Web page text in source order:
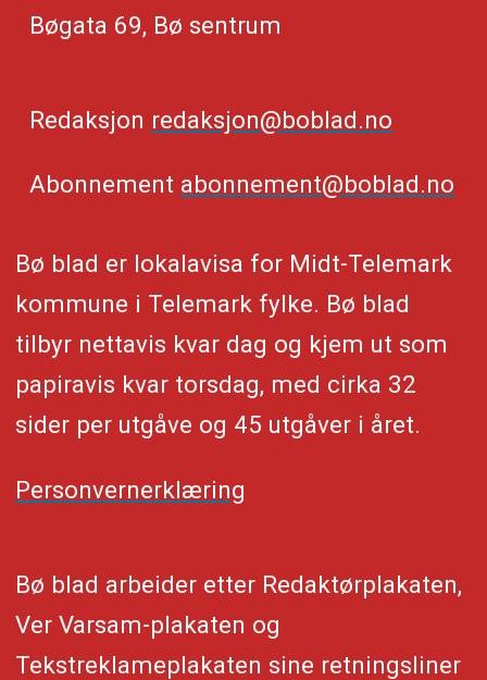
Bøgata 69, Bø sentrum
Redaksjon redaksjon@boblad.no
Abonnement abonnement@boblad.no
Bø blad er lokalavisa for Midt-Telemark
kommune i Telemark fylke. Bø blad
tilbyr nettavis kvar dag og kjem ut som
papiravis kvar torsdag, med cirka 32
sider per utgåve og 45 utgåver i året.
Personvernerklæring
Bø blad arbeider etter Redaktørplakaten,
Ver Varsam-plakaten og
Tekstreklameplakaten sine retningsliner